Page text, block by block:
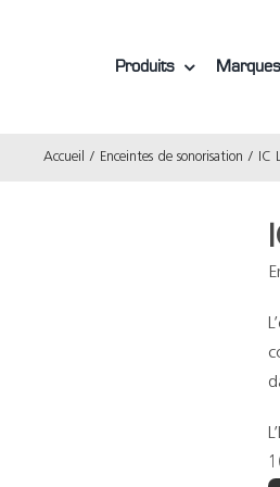
Produits Marques
Accueil Enceintes de sonorisation IC